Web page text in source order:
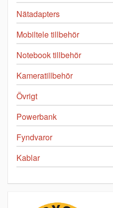
Nätadapters
Mobiltele tillbehör
Notebook tillbehör
Kameratillbehör
Övrigt
Powerbank
Fyndvaror
Kablar